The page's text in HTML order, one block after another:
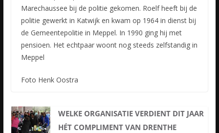
Marechaussee bij de politie gekomen. Roelf heeft bij de
politie gewerkt in Katwijk en kwam op 1964 in dienst bij
de Gemeentepolitie in Meppel. In 1990 ging hij met
pensioen. Het echtpaar woont nog steeds zelfstandig in
Meppel
Foto Henk Oostra
WELKE ORGANISATIE VERDIENT DIT JAAR
HÉT COMPLIMENT VAN DRENTHE